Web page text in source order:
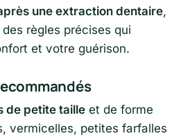
une extraction dentaire,
règles précises qui
et votre guérison.
de petite taille et de forme
vermicelles, petites farfalles